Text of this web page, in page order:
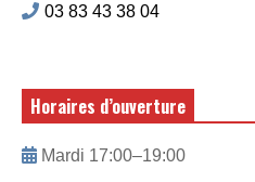
03 83 43 38 04
Horaires d’ouverture
Mardi 17:00–19:00